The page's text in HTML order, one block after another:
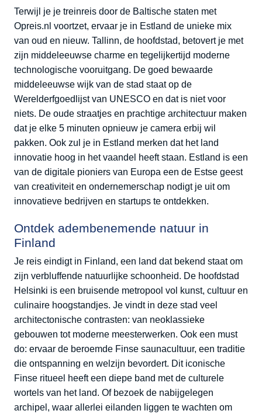
Terwijl je je treinreis door de Baltische staten met
Opreis.nl voortzet, ervaar je in Estland de unieke mix
van oud en nieuw. Tallinn, de hoofdstad, betovert je met
zijn middeleeuwse charme en tegelijkertijd moderne
technologische vooruitgang. De goed bewaarde
middeleeuwse wijk van de stad staat op de
Werelderfgoedlijst van UNESCO en dat is niet voor
niets. De oude straatjes en prachtige architectuur maken
dat je elke 5 minuten opnieuw je camera erbij wil
pakken. Ook zul je in Estland merken dat het land
innovatie hoog in het vaandel heeft staan. Estland is een
van de digitale pioniers van Europa een de Estse geest
van creativiteit en ondernemerschap nodigt je uit om
innovatieve bedrijven en startups te ontdekken.
Ontdek adembenemende natuur in
Finland
Je reis eindigt in Finland, een land dat bekend staat om
zijn verbluffende natuurlijke schoonheid. De hoofdstad
Helsinki is een bruisende metropool vol kunst, cultuur en
culinaire hoogstandjes. Je vindt in deze stad veel
architectonische contrasten: van neoklassieke
gebouwen tot moderne meesterwerken. Ook een must
do: ervaar de beroemde Finse saunacultuur, een traditie
die ontspanning en welzijn bevordert. Dit iconische
Finse ritueel heeft een diepe band met de culturele
wortels van het land. Of bezoek de nabijgelegen
archipel, waar allerlei eilanden liggen te wachten om